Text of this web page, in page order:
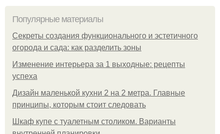
Популярные материалы
Секреты создания функционального и эстетичного
огорода и сада: как разделить зоны
Изменение интерьера за 1 выходные: рецепты
успеха
Дизайн маленькой кухни 2 на 2 метра. Главные
принципы, которым стоит следовать
Шкаф купе с туалетным столиком. Варианты